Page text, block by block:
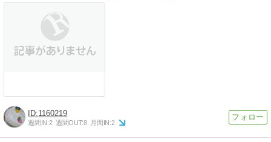
1160219
週間IN:2 週間OUT:8 月間IN:2